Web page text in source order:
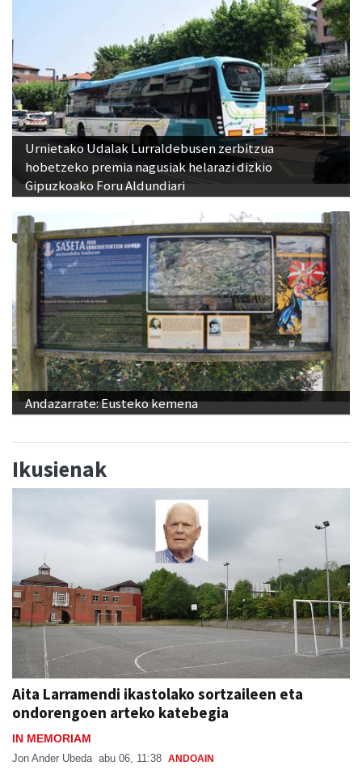
Urnietako Udalak Lurraldebusen zerbitzua
hobetzeko premia nagusiak helarazi dizkio
Gipuzkoako Foru Aldundiari
Andazarrate: Eusteko kemena
Ikusienak
Aita Larramendi ikastolako sortzaileen eta
ondorengoen arteko katebegia
IN MEMORIAM
Jon Ander Ubeda abu 06, 11:38 ANDOAIN